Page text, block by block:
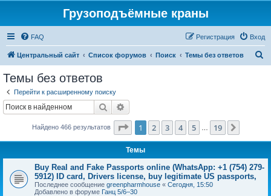
Грузоподъёмные краны
FAQ Вход
Регистрация
Центральный сайт Список форумов Поиск Темы без ответов
Темы без ответов
Перейти к расширенному поиску
Поиск
Найдено 466 результатов Страница из 19
1 2 3 4 5 19
Темы
Buy Real and Fake Passports online (WhatsApp: +1 (754) 279-
5912) ID card, Drivers license, buy legitimate US passports,
Последнее сообщение greenpharmhouse « Сегодня, 15:50
Добавлено в форуме Ганц 5/6–30